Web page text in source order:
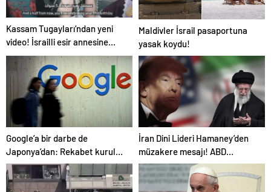
Kassam Tugayları’ndan yeni
video! İsrailli esir annesine
seslendi
Maldivler İsrail pasaportuna
yasak koydu!
Google’a bir darbe de
Japonya’dan: Rekabet kurulu
faaliyeti durdurdu!
İran Dini Lideri Hamaney’den
müzakere mesajı! ABD
sessizliği bozuldu